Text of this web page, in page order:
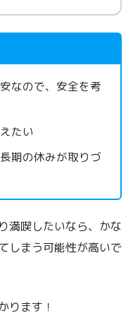
なので、安全を考
たい
期の休みが取りづ
満喫したいなら、かな
しまう可能性が高いで
ります！